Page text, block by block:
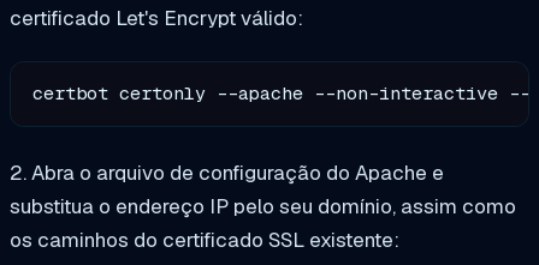
certificado Let's Encrypt válido:
certbot certonly --apache --non-interactive
2. Abra o arquivo de configuração do Apache e
substitua o endereço IP pelo seu domínio, assim como
os caminhos do certificado SSL existente: